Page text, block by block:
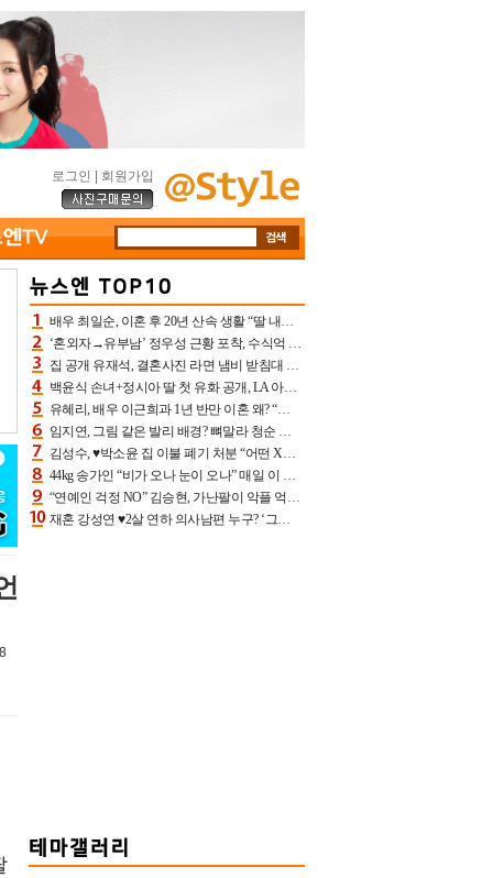
로그인 회원가입
배우 최일순, 이혼 후 20년 산속 생활 “딸 내가 버렸다고 원망‥맘 아파”(특종)[어제TV]
‘혼외자→유부남’ 정우성 근황 포착, 수식억 해킹 피해 후배 만났다 “존경하는”
집 공개 유재석, 결혼사진 라면 냄비 받침대 되고 분노‥가족사진도 피해(놀뭐)[어제TV]
백윤식 손녀+정시아 딸 첫 유화 공개, LA 아트쇼→서울국제조각페스타 작가다운 수준급 실력
유혜리, 배우 이근희과 1년 반만 이혼 왜? “식칼 꽂고 의자 던져” 충격 폭로(특종)[어제TV]
임지연, 그림 같은 발리 배경? 뼈말라 청순 비키니 핏에 상대 안 되네
김성수, ♥박소윤 집 이불 폐기 처분 “어떤 X이랑 썼을지 몰라” 질투(신랑수업2)[어제TV]
44kg 송가인 “비가 오나 눈이 오나” 매일 이 운동, 허벅지 근육량 상승+체지방 감소
“연예인 걱정 NO” 김승현, 가난팔이 악플 억울할만‥아내+딸과 日 여행
재혼 강성연 ♥2살 연하 의사남편 누구? ‘그알’ 자문의에 훈남 비주얼 초엘리트 스펙 [종합]